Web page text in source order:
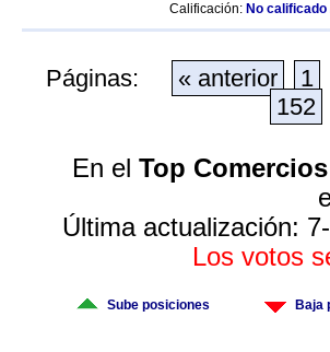
Calificación: No calificado
Páginas: « anterior 1
152
En el Top
Última actualización:
Los votos
Sube posiciones Baja